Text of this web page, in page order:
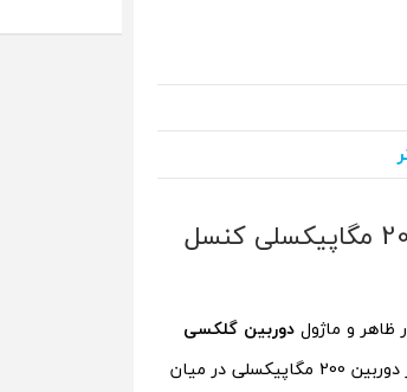
دوربین گلکسی S23 اولترا بدون تغییر ؛ دوربین 200 مگاپیکسلی کنسل
و ماژول دوربین گلکسی
ندارد. این در حالی است که این روزها شایعاتی درباره استفاده از دوربین 200 مگاپیکسلی در میان